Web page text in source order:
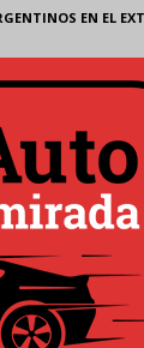
EN EL